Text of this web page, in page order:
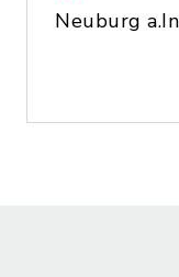
Neuburg